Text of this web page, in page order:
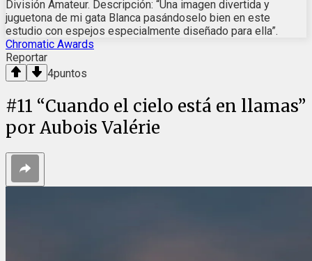
División Amateur. Descripción: “Una imagen divertida y
juguetona de mi gata Blanca pasándoselo bien en este
estudio con espejos especialmente diseñado para ella”.
Chromatic Awards
Reportar
4puntos
#11 “Cuando el cielo está en llamas”
por Aubois Valérie